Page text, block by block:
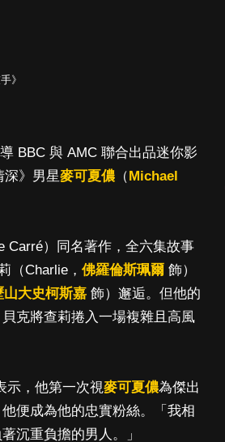
BBC 與 AMC 聯合出品迷你影
深》男星麥可夏儂 （Michael
Carré）同名著作，全六集故事
（Charlie， 佛羅倫斯珮爾 飾）
山大史柯斯嘉 飾）邂逅。但他的
克將查莉捲入一場複雜且高風
示，他第一次視麥可夏儂為傑出
便成為他的忠實粉絲。「我相
沉重負擔的男人。」